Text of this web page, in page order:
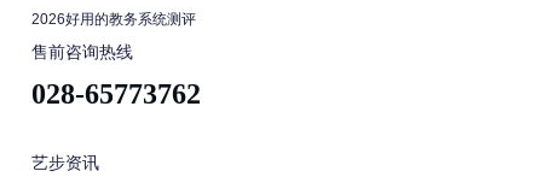
2026好用的教务系统测评
售前咨询热线
028-65773762
艺步资讯